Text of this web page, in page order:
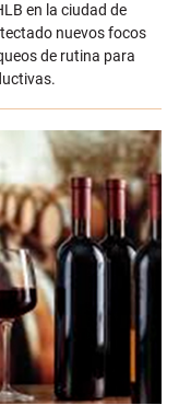
en la ciudad de
nuevos focos
de rutina para